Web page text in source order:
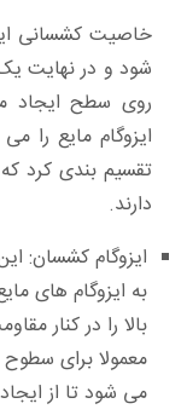
خاصیت کشسانی
شود و در نهایت
روی سطح ایجاد
ایزوگام مایع را
تقسیم بندی کرد
دارند.
ایزوگام کشسان:
به ایزوگام‌ های
بالا را در کنار
معمولا برای سطوح
می‌ شود تا از